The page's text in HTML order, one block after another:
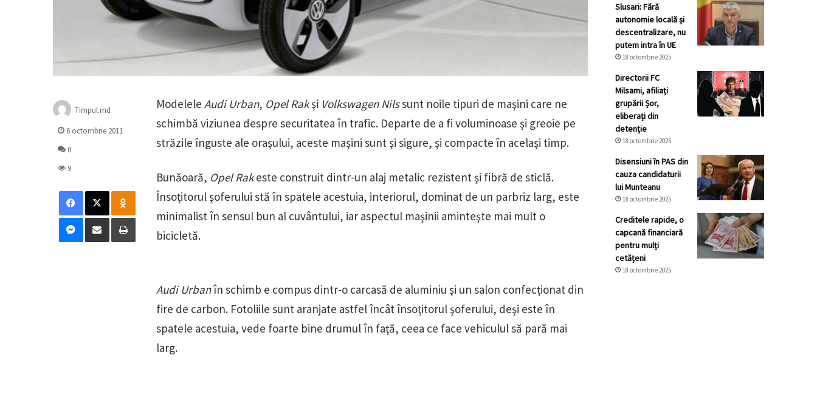
Modelele Audi Urban, Opel Rakşi Volkswagen Nilssunt noile tipuri de maşini care ne
schimbă viziunea despre securitatea în trafic. Departe de a fi voluminoase şi greoie pe
străzile înguste ale oraşului, aceste maşini sunt şi sigure, şi compacte în acelaşi timp.
Bunăoară, Opel Rakeste construit dintr-un alaj metalic rezistent şi fibră de sticlă.
Însoţitorul şoferului stă în spatele acestuia, interiorul, dominat de un parbriz larg, este
minimalist în sensul bun al cuvântului, iar aspectul maşinii aminteşte mai mult o
bicicletă.
Audi Urbanîn schimb e compus dintr-o carcasă de aluminiu şi un salon confecţionat din
fire de carbon. Fotoliile sunt aranjate astfel încât însoţitorul şoferului, deşi este în
spatele acestuia, vede foarte bine drumul în faţă, ceea ce face vehiculul să pară mai
larg.
Timpul.md
6 octombrie 2011
0
9
Facebook
X Odnoklassniki
Messenger
Distribuie prin mail Tipărește
Slusari: Fără
autonomie locală și
descentralizare, nu
putem intra în UE
18 octombrie 2025
Directorii FC
Milsami, afiliați
grupării Șor,
eliberați din
detenție
18 octombrie 2025
Disensiuni în PAS din
cauza candidaturii
lui Munteanu
18 octombrie 2025
Creditele rapide, o
capcană financiară
pentru mulți
cetățeni
18 octombrie 2025